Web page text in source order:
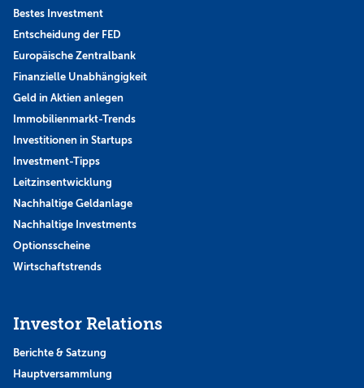
Bestes Investment
Entscheidung der FED
Europäische Zentralbank
Finanzielle Unabhängigkeit
Geld in Aktien anlegen
Immobilienmarkt-Trends
Investitionen in Startups
Investment-Tipps
Leitzinsentwicklung
Nachhaltige Geldanlage
Nachhaltige Investments
Optionsscheine
Wirtschaftstrends
Investor Relations
Berichte & Satzung
Hauptversammlung